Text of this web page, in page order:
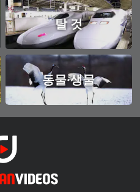
탈 것
동물·생물